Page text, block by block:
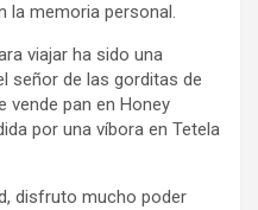
la memoria personal.
viajar ha sido una
señor de las gorditas de
vende pan en Honey
por una víbora en Tetela
disfruto mucho poder